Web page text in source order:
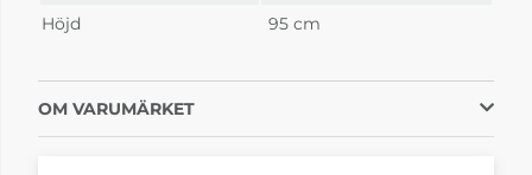
Höjd
95 cm
OM VARUMÄRKET